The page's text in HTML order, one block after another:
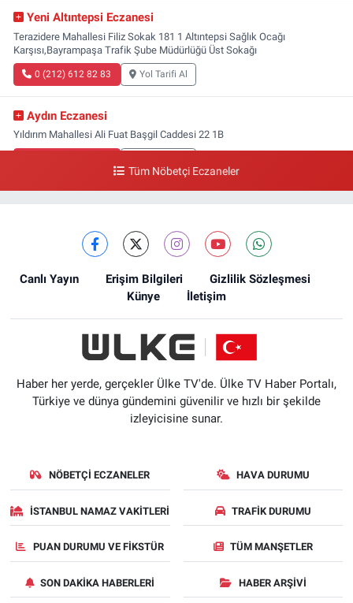
Yeni Altıntepsi Eczanesi
Terazidere Mahallesi Filiz Sokak 181 1 Altıntepsi Sağlık Ocağı
Karşısı,Bayrampaşa Trafik Şube Müdürlüğü Üst Sokağı
0 (212) 612 82 83 Yol Tarifi Al
Aydın Eczanesi
Yıldırım Mahallesi Ali Fuat Başgil Caddesi 22 1B
Tüm Nöbetçi Eczaneler
Canlı Yayın Erişim Bilgileri
Gizlilik Sözleşmesi
Künye
İletişim
Haber her yerde, gerçekler Ülke TV'de. Ülke TV Haber Portalı,
Türkiye ve dünya gündemini güvenilir ve hızlı bir şekilde
izleyicisine sunar.
NÖBETÇI ECZANELER HAVA DURUMU
İSTANBUL NAMAZ VAKITLERI TRAFIK DURUMU
PUAN DURUMU VE FIKSTÜR TÜM MANŞETLER
SON DAKIKA HABERLERI HABER ARŞIVI